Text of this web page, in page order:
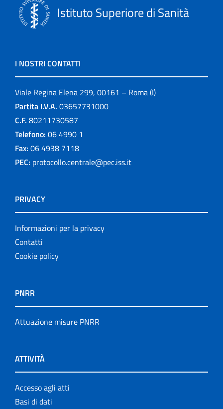
Istituto Superiore di Sanità
I NOSTRI CONTATTI
Viale Regina Elena 299, 00161 – Roma (I)
Partita I.V.A. 03657731000
C.F. 80211730587
Telefono: 06 4990 1
Fax: 06 4938 7118
PEC: protocollo.centrale@pec.iss.it
PRIVACY
Informazioni per la privacy
Contatti
Cookie policy
PNRR
Attuazione misure PNRR
ATTIVITÀ
Accesso agli atti
Basi di dati